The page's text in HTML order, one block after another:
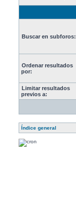
Buscar en subforos:
Ordenar resultados
por:
Limitar resultados
previos a:
Índice general